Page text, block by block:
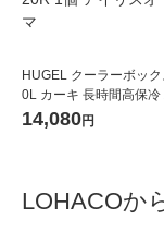
HUGEL クーラーボック
0L カーキ 長時間高保冷
ドル・ショルダーベルト
14,080円
LOHACOか